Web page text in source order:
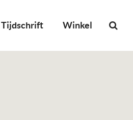
Tijdschrift Winkel